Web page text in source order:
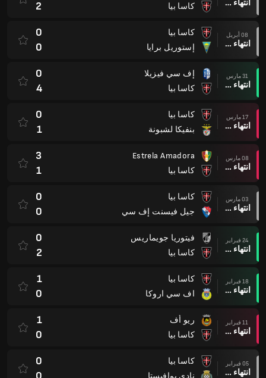
انتهاء وقت المباراة
كاسا بيا
2
08 أبريل
انتهاء وقت المباراة
كاسا بيا
إستوريل برايا
0
0
31 مارس
انتهاء وقت المباراة
إف سي فيزيلا
كاسا بيا
0
4
17 مارس
انتهاء وقت المباراة
كاسا بيا
بنفيكا لشبونة
0
1
08 مارس
انتهاء وقت المباراة
Estrela Amadora
كاسا بيا
3
1
03 مارس
انتهاء وقت المباراة
كاسا بيا
جيل فيسنت إف سي
0
0
24 فبراير
انتهاء وقت المباراة
فيتوريا جويماريس
كاسا بيا
0
2
18 فبراير
انتهاء وقت المباراة
كاسا بيا
اف سي اروكا
1
0
11 فبراير
انتهاء وقت المباراة
ريو أف
كاسا بيا
1
0
05 فبراير
انتهاء وقت المباراة
كاسا بيا
نادي بوافيستا
0